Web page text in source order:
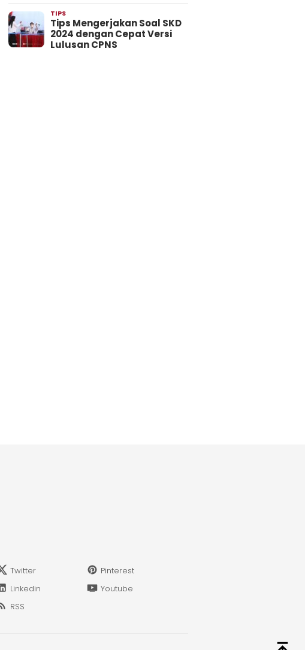
TIPS
Tips Mengerjakan Soal SKD
2024 dengan Cepat Versi
Lulusan CPNS
Twitter
Pinterest
Linkedin
Youtube
RSS